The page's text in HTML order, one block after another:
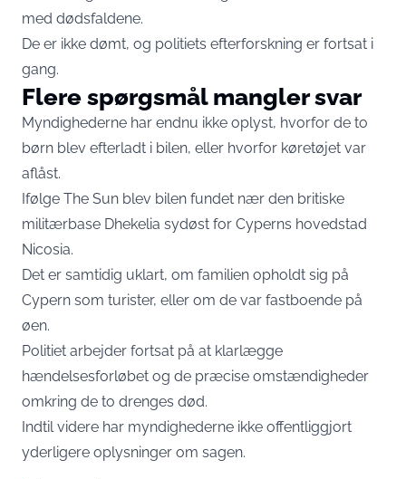
med dødsfaldene.
De er ikke dømt, og politiets efterforskning er fortsat i
gang.
Flere spørgsmål mangler svar
Myndighederne har endnu ikke oplyst, hvorfor de to
børn blev efterladt i bilen, eller hvorfor køretøjet var
aflåst.
Ifølge The Sun blev bilen fundet nær den britiske
militærbase Dhekelia sydøst for Cyperns hovedstad
Nicosia.
Det er samtidig uklart, om familien opholdt sig på
Cypern som turister, eller om de var fastboende på
øen.
Politiet arbejder fortsat på at klarlægge
hændelsesforløbet og de præcise omstændigheder
omkring de to drenges død.
Indtil videre har myndighederne ikke offentliggjort
yderligere oplysninger om sagen.